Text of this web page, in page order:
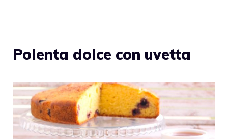
Polenta dolce con uvetta